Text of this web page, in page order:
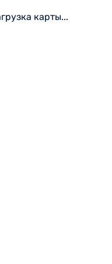
карты...